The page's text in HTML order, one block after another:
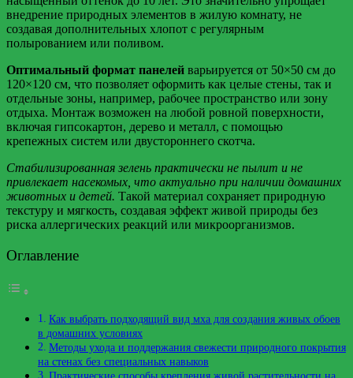
внедрение природных элементов в жилую комнату, не
создавая дополнительных хлопот с регулярным
полырованием или поливом.
Оптимальный формат панелей варьируется от 50×50 см до
120×120 см, что позволяет оформить как целые стены, так и
отдельные зоны, например, рабочее пространство или зону
отдыха. Монтаж возможен на любой ровной поверхности,
включая гипсокартон, дерево и металл, с помощью
крепежных систем или двустороннего скотча.
Стабилизированная зелень практически не пылит и не
привлекает насекомых, что актуально при наличии домашних
животных и детей. Такой материал сохраняет природную
текстуру и мягкость, создавая эффект живой природы без
риска аллергических реакций или микроорганизмов.
Оглавление
Как выбрать подходящий вид мха для создания живых обоев
в домашних условиях
Методы ухода и поддержания свежести природного покрытия
на стенах без специальных навыков
Практические способы крепления живой растительности на